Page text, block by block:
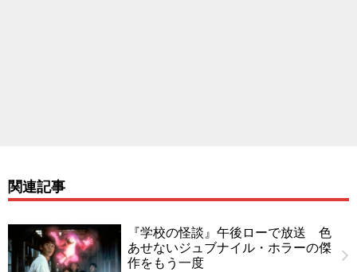
関連記事
『学校の怪談』午後ローで放送 色
あせないジュブナイル・ホラーの傑
作をもう一度